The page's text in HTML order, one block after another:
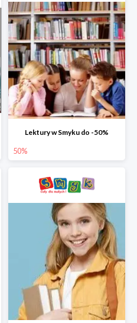
Lektury w Smyku do -50%
50%